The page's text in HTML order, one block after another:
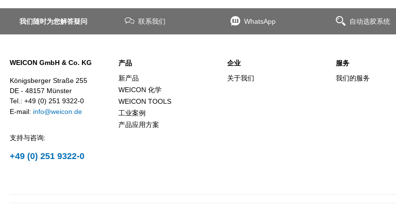
我们随时为您解答疑问 联系我们 WhatsApp 自动选胶系统
WEICON GmbH & Co. KG
Königsberger Straße 255
DE - 48157 Münster
Tel.: +49 (0) 251 9322-0
E-mail: info@weicon.de
支持与咨询:
+49 (0) 251 9322-0
产品
新产品
WEICON 化学
WEICON TOOLS
工业案例
产品应用方案
企业
关于我们
服务
我们的服务